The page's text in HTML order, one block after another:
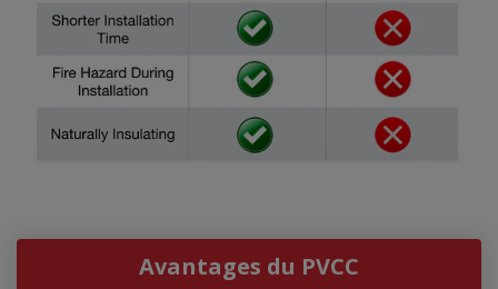
Avantages du PVCC